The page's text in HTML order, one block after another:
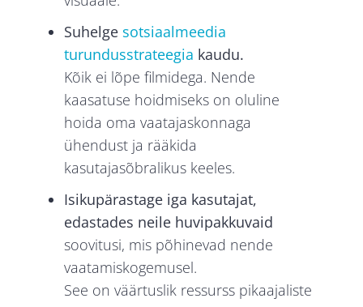
Suhelge sotsiaalmeedia
turundusstrateegia kaudu.
Kõik ei lõpe filmidega. Nende
kaasatuse hoidmiseks on oluline
hoida oma vaatajaskonnaga
ühendust ja rääkida
kasutajasõbralikus keeles.
Isikupärastage iga kasutajat,
edastades neile huvipakkuvaid
soovitusi, mis põhinevad nende
vaatamiskogemusel.
See on väärtuslik ressurss pikaajaliste